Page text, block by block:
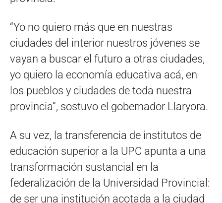
“Yo no quiero más que en nuestras
ciudades del interior nuestros jóvenes se
vayan a buscar el futuro a otras ciudades,
yo quiero la economía educativa acá, en
los pueblos y ciudades de toda nuestra
provincia”, sostuvo el gobernador Llaryora.
A su vez, la transferencia de institutos de
educación superior a la UPC apunta a una
transformación sustancial en la
federalización de la Universidad Provincial:
de ser una institución acotada a la ciudad